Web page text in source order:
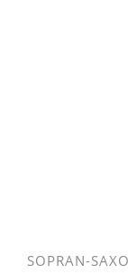
SOPRAN-